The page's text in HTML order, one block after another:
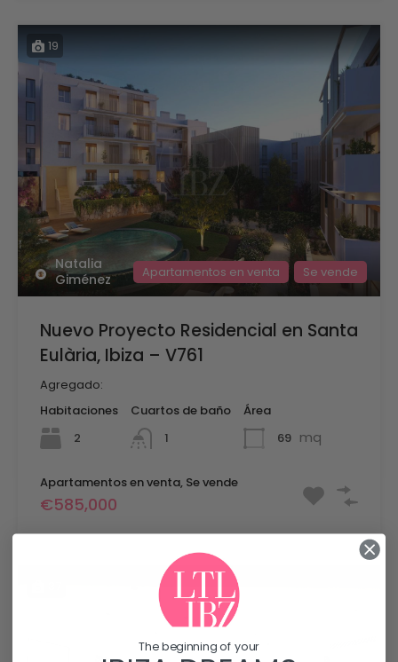
19
Natalia
Giménez
Apartamentos en venta Se vende
Nuevo Proyecto Residencial en Santa
Eulària, Ibiza – V761
Agregado:
Habitaciones
2
Cuartos de baño
1
Área
69 mq
Apartamentos en venta, Se vende
€585,000
The beginning of your